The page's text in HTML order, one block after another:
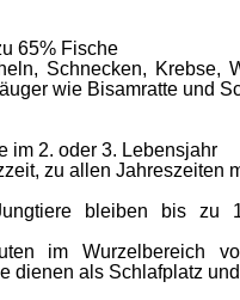
65% Fische
Schnecken, Krebse,
wie Bisamratte und
im 2. oder 3. Lebensjahr
zu allen Jahreszeiten
bleiben bis zu
im Wurzelbereich
dienen als Schlafplatz